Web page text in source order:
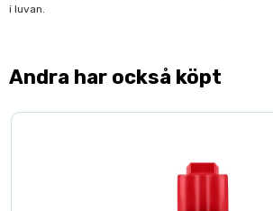
i luvan.
Andra har också köpt